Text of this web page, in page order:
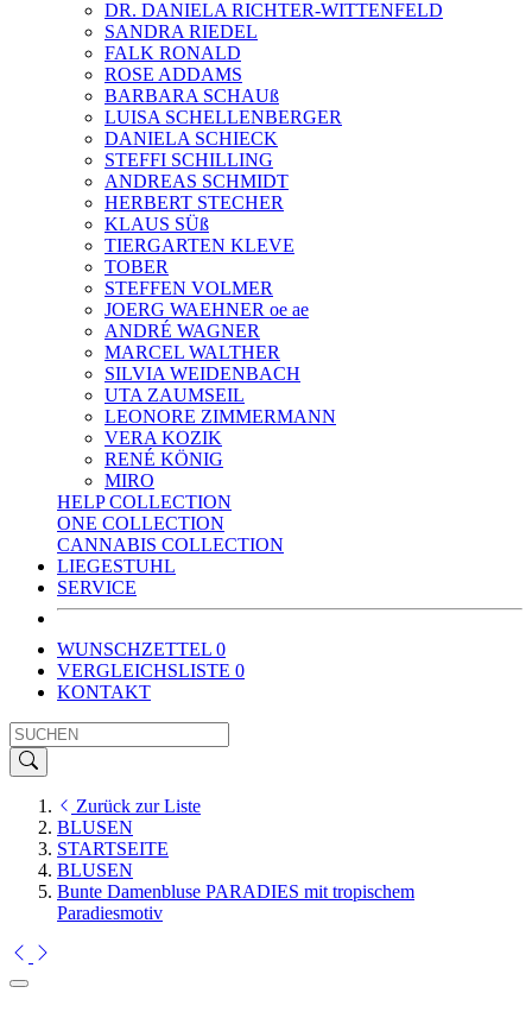
DR. DANIELA RICHTER-WITTENFELD
SANDRA RIEDEL
FALK RONALD
ROSE ADDAMS
BARBARA SCHAUß
LUISA SCHELLENBERGER
DANIELA SCHIECK
STEFFI SCHILLING
ANDREAS SCHMIDT
HERBERT STECHER
KLAUS SÜß
TIERGARTEN KLEVE
TOBER
STEFFEN VOLMER
JOERG WAEHNER oe ae
ANDRÉ WAGNER
MARCEL WALTHER
SILVIA WEIDENBACH
UTA ZAUMSEIL
LEONORE ZIMMERMANN
VERA KOZIK
RENÉ KÖNIG
MIRO
HELP COLLECTION
ONE COLLECTION
CANNABIS COLLECTION
LIEGESTUHL
SERVICE
WUNSCHZETTEL 0
VERGLEICHSLISTE 0
KONTAKT
Zurück zur Liste
BLUSEN
STARTSEITE
BLUSEN
Bunte Damenbluse PARADIES mit tropischem
Paradiesmotiv